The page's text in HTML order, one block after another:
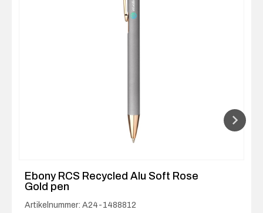
Ebony RCS Recycled Alu Soft Rose
Gold pen
Artikelnummer: A24-1488812